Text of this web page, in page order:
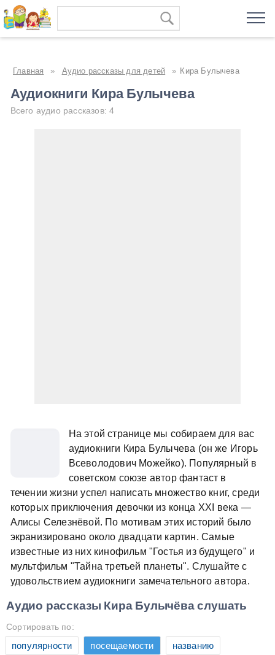
Главная » Аудио рассказы для детей » Кира Булычева
Аудиокниги Кира Булычева
Всего аудио рассказов: 4
На этой странице мы собираем для вас
аудиокниги Кира Булычева (он же Игорь
Всеволодович Можейко). Популярный в
советском союзе автор фантаст в
течении жизни успел написать множество книг, среди
которых приключения девочки из конца XXI века —
Алисы Селезнёвой. По мотивам этих историй было
экранизировано около двадцати картин. Самые
известные из них кинофильм "Гостья из будущего" и
мультфильм "Тайна третьей планеты". Слушайте с
удовольствием аудиокниги замечательного автора.
Аудио рассказы Кира Булычёва слушать
Сортировать по:
популярности посещаемости названию